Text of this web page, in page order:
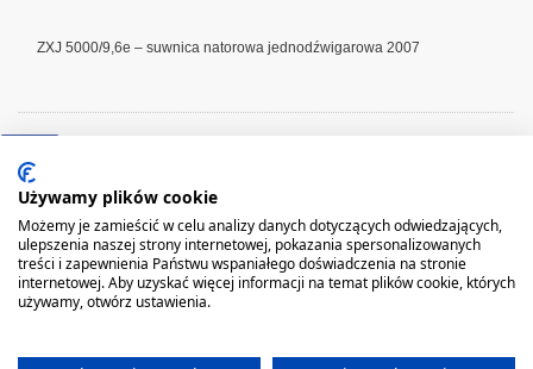
ZXJ 5000/9,6e – suwnica natorowa jednodźwigarowa 2007
GŁÓWNA FIRMA REFERENCJE AKTUALNOŚCI PRODUKTY
USŁUGI
Używamy plików cookie
Możemy je zamieścić w celu analizy danych dotyczących odwiedzających,
ulepszenia naszej strony internetowej, pokazania spersonalizowanych
treści i zapewnienia Państwu wspaniałego doświadczenia na stronie
internetowej. Aby uzyskać więcej informacji na temat plików cookie, których
używamy, otwórz ustawienia.